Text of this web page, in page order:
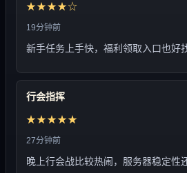
★★★★☆
19分钟前
新手任务上手快，福利领取入口也好找
行会指挥
★★★★★
27分钟前
晚上行会战比较热闹，服务器稳定性